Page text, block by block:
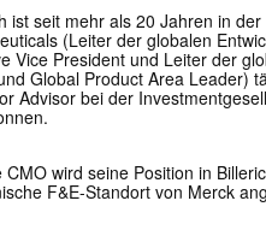
ist seit mehr als 20 Jahren in
(Leiter der globalen
Vice President und Leiter der
Global Product Area Leader)
Advisor bei der
CMO wird seine Position in
F&E-Standort von Merck